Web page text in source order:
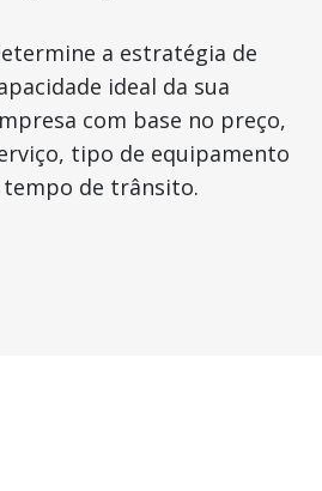
a estratégia de
ideal da sua
com base no preço,
tipo de equipamento
tempo de trânsito.